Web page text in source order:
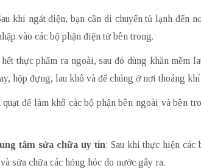
khi ngắt điện, bạn cần di chuyển tủ lạnh đến
vào các bộ phận điện tử bên trong.
thực phẩm ra ngoài, sau đó dùng khăn mềm
hộp đựng, lau khô và để chúng ở nơi thoáng khí.
quạt để làm khô các bộ phận bên ngoài và bên
tâm sửa chữa uy tín: Sau khi thực hiện
sửa chữa các hỏng hóc do nước gây ra.